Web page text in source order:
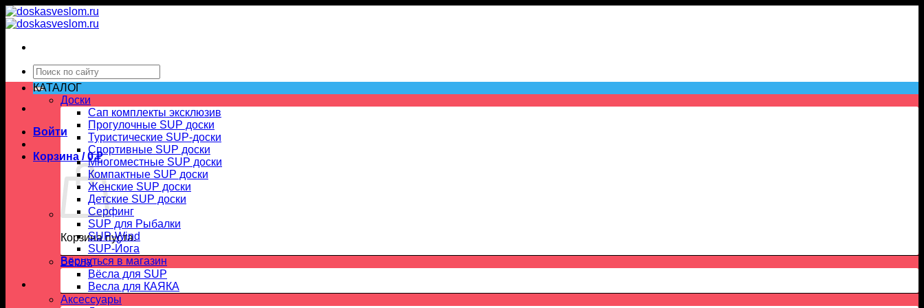
Skip
to
Искать:
Войти
Корзина /0₽
Корзина пуста.
Вернуться в магазин
КАТАЛОГ
Доски
Сап комплекты эксклюзив
Прогулочные SUP доски
Туристические SUP-доски
Спортивные SUP доски
Многоместные SUP доски
Компактные SUP доски
Женские SUP доски
Детские SUP доски
Серфинг
SUP для Рыбалки
SUP-Wind
SUP-Йога
Вёсла
Вёсла для SUP
Весла для КАЯКА
Аксессуары